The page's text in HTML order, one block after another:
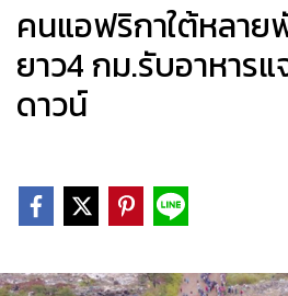
คนแอฟริกาใต้หลา
ยาว4 กม.รับอาหาร
ดาวน์